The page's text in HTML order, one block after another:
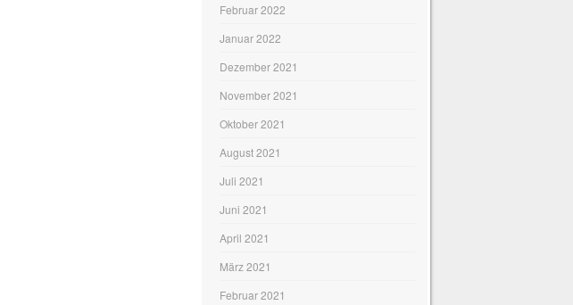
Februar 2022
Januar 2022
Dezember 2021
November 2021
Oktober 2021
August 2021
Juli 2021
Juni 2021
April 2021
März 2021
Februar 2021